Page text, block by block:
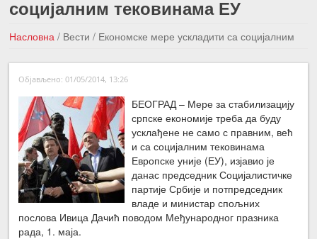
социјалним тековинама ЕУ
Насловна / Вести/ Економске мере ускладити са социјалним
тековинама ЕУ
←Претходна вест
Објављено: 01/05/2014, 13:26
БЕОГРАД – Мере за стабилизацију
српске економије треба да буду
усклађене не само с правним, већ
и са социјалним тековинама
Европске уније (ЕУ), изјавио је
данас председник Социјалистичке
партије Србије и потпредседник
владе и министар спољних
послова Ивица Дачић поводом Међународног празника
рада, 1. маја.